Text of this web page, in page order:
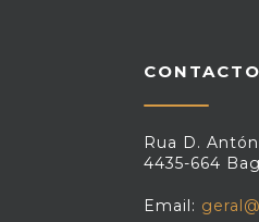
Rua D.
4435-664
Email: